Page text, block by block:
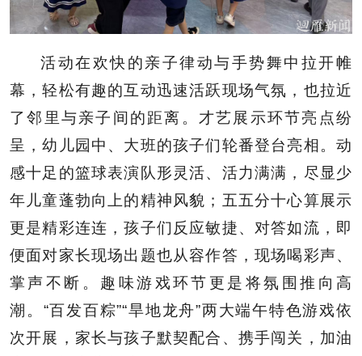
活动在欢快的亲子律动与手势舞中拉开帷
幕，轻松有趣的互动迅速活跃现场气氛，也拉近
了邻里与亲子间的距离。才艺展示环节亮点纷
呈，幼儿园中、大班的孩子们轮番登台亮相。动
感十足的篮球表演队形灵活、活力满满，尽显少
年儿童蓬勃向上的精神风貌；五五分十心算展示
更是精彩连连，孩子们反应敏捷、对答如流，即
便面对家长现场出题也从容作答，现场喝彩声、
掌声不断。趣味游戏环节更是将氛围推向高
潮。“百发百粽”“旱地龙舟”两大端午特色游戏依
次开展，家长与孩子默契配合、携手闯关，加油